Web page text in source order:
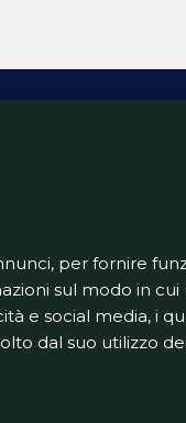
per fornire
sul modo in cui
e social media, i
dal suo utilizzo